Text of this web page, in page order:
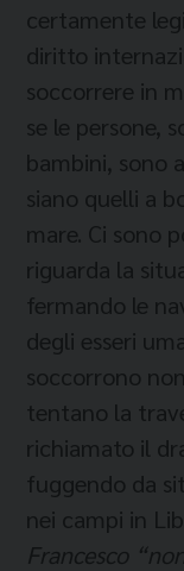
certamente
diritto
soccorrere in
se le persone,
bambini, sono
siano quelli a
mare. Ci sono
riguarda la
fermando le
degli esseri
soccorrono
tentano la
richiamato il
fuggendo da
nei campi in
Francesco